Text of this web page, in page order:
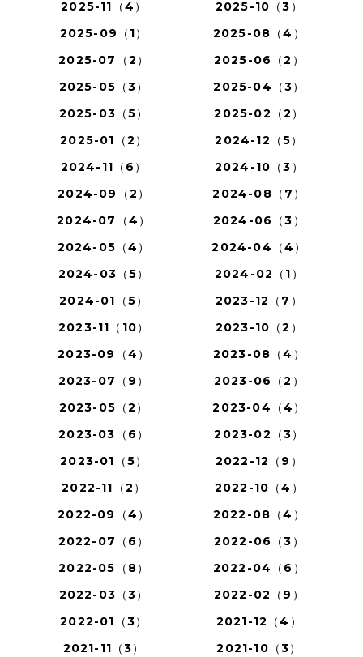
2025-11（4）
2025-10（3）
2025-09（1）
2025-08（4）
2025-07（2）
2025-06（2）
2025-05（3）
2025-04（3）
2025-03（5）
2025-02（2）
2025-01（2）
2024-12（5）
2024-11（6）
2024-10（3）
2024-09（2）
2024-08（7）
2024-07（4）
2024-06（3）
2024-05（4）
2024-04（4）
2024-03（5）
2024-02（1）
2024-01（5）
2023-12（7）
2023-11（10）
2023-10（2）
2023-09（4）
2023-08（4）
2023-07（9）
2023-06（2）
2023-05（2）
2023-04（4）
2023-03（6）
2023-02（3）
2023-01（5）
2022-12（9）
2022-11（2）
2022-10（4）
2022-09（4）
2022-08（4）
2022-07（6）
2022-06（3）
2022-05（8）
2022-04（6）
2022-03（3）
2022-02（9）
2022-01（3）
2021-12（4）
2021-11（3）
2021-10（3）